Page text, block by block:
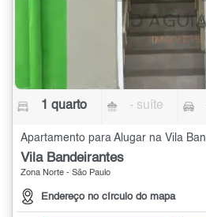
1 quarto - suíte
Vila Bandeirantes
Zona Norte - São Paulo
Endereço no círculo do mapa